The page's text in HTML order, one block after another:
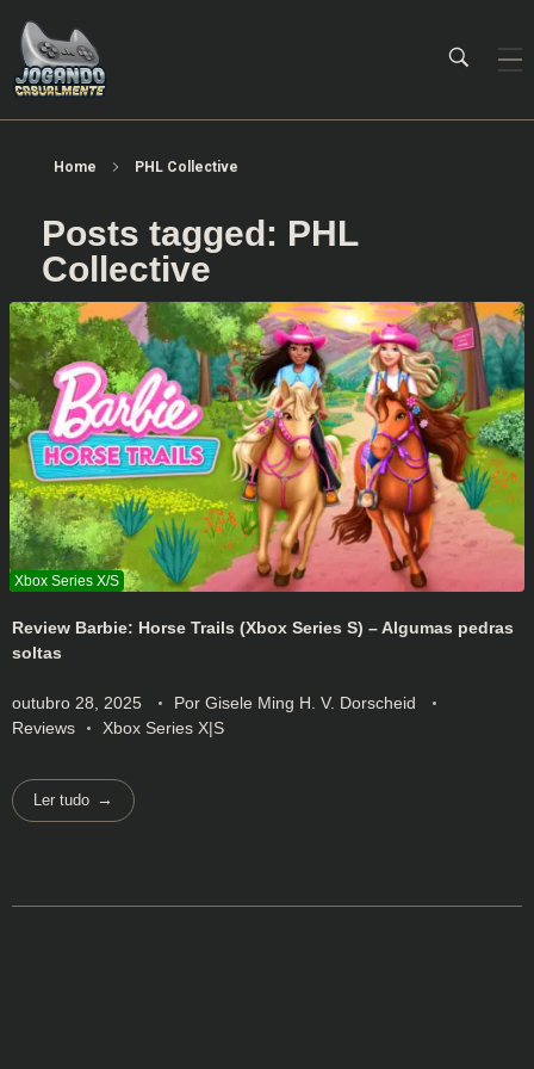
Home PHL Collective
Posts tagged: PHL
Collective
Review Barbie: Horse Trails (Xbox Series S) – Algumas pedras
soltas
outubro 28, 2025 Por Gisele Ming H. V. Dorscheid
Reviews
Xbox Series X|S
Ler tudo